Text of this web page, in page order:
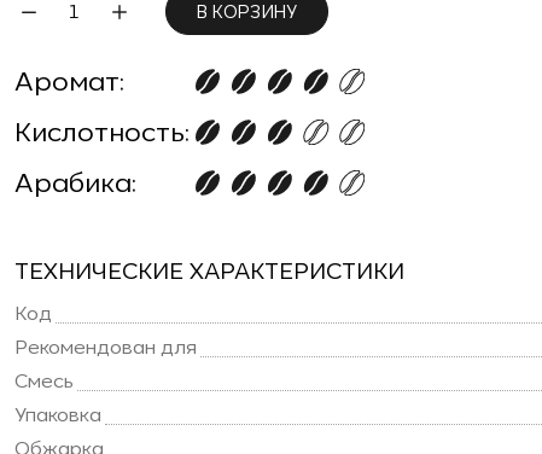
В КОРЗИНУ
Аромат:
Кислотность:
Арабика:
ТЕХНИЧЕСКИЕ ХАРАКТЕРИСТИКИ
Код
Рекомендован для
Смесь
Упаковка
Обжарка